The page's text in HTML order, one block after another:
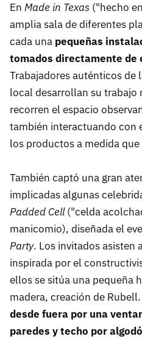
En Made in Texas ("hecho
amplia sala de diferentes
cada una pequeñas
tomados directamente de
Trabajadores auténticos de
local desarrollan su trabajo
recorren el espacio
también interactuando con
los productos a medida
También captó una gran
implicadas algunas
Padded Cell("celda
manicomio), diseñada el
Party. Los invitados asisten
inspirada por el
ellos se sitúa una pequeña
madera, creación de Rubell.
desde fuera por una
paredes y techo por